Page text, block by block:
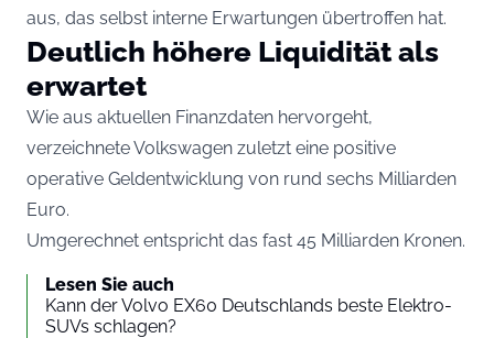
aus, das selbst interne Erwartungen übertroffen hat.
Deutlich höhere Liquidität als
erwartet
Wie aus aktuellen Finanzdaten hervorgeht,
verzeichnete Volkswagen zuletzt eine positive
operative Geldentwicklung von rund sechs Milliarden
Euro.
Umgerechnet entspricht das fast 45 Milliarden Kronen.
Lesen Sie auch
Kann der Volvo EX60 Deutschlands beste Elektro-
SUVs schlagen?